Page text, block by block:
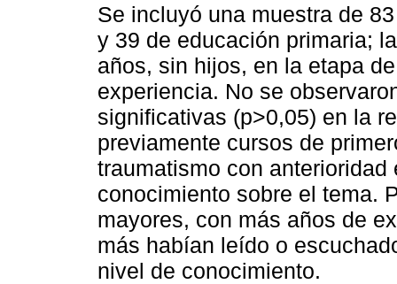
Se incluyó una muestra de
y 39 de educación primaria;
años, sin hijos, en la etapa
experiencia. No se
significativas (p>0,05) en la
previamente cursos de
traumatismo con
conocimiento sobre el tema.
mayores, con más años de
más habían leído o
nivel de conocimiento.